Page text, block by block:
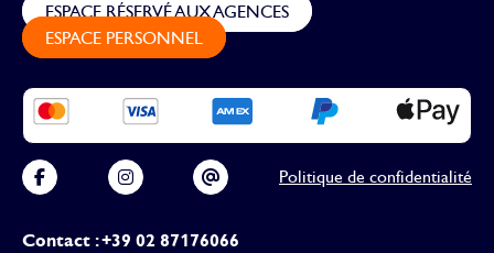
Contact : +39 02 87176066
ESPACE RÉSERVÉ AUX AGENCES
ESPACE PERSONNEL
Politique de confidentialité